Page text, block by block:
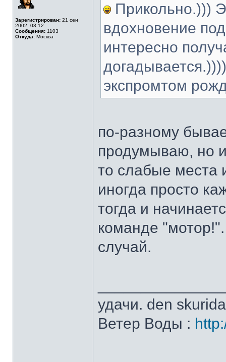
Зарегистрирован: 21 сен
2002, 03:12
Сообщения: 1103
Откуда: Москва
Прикольно.)))
вдохновение
интересно
экспромтом
по-разному
продумываю, но
то слабые места
иногда просто
тогда и
команде "мотор!".
случай.
удачи. den
Ветер Воды :